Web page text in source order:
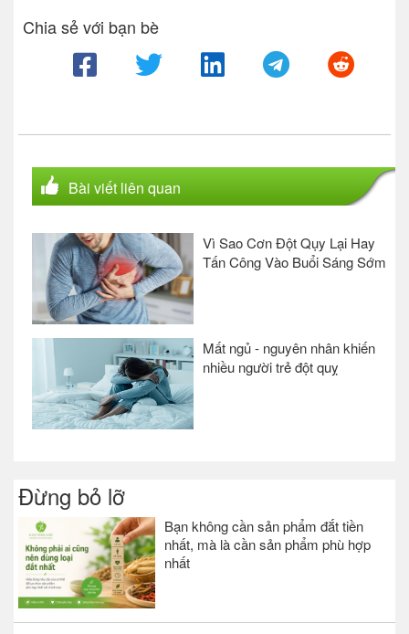
Chia sẻ với bạn bè
Bài viết liên quan
Vì Sao Cơn Đột Qụy Lại Hay
Tấn Công Vào Buổi Sáng Sớm
Mất ngủ - nguyên nhân khiến
nhiều người trẻ đột quỵ
Đừng bỏ lỡ
Bạn không cần sản phẩm đắt tiền
nhất, mà là cần sản phẩm phù hợp
nhất